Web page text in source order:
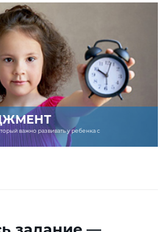
важно развивать у ребенка с